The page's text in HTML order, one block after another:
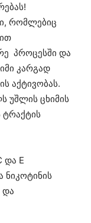
რომლებიც
პროცესში და
კარგად
აქტივობას.
უშლის ცხიმის
ტრაქტის
და E
ნიკოტინის
და